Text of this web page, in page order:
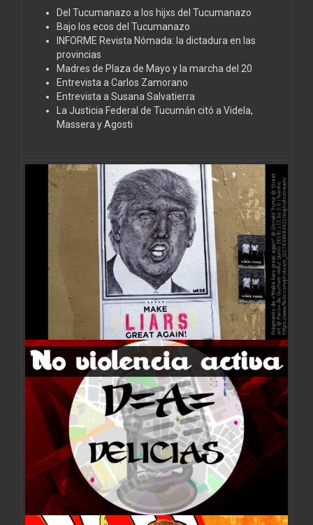
Del Tucumanazo a los hijxs del Tucumanazo
Bajo los ecos del Tucumanazo
INFORME Revista Nómada: la dictadura en las
provincias
Madres de Plaza de Mayo y la marcha del 20
Entrevista a Carlos Zamorano
Entrevista a Susana Salvatierra
La Justicia Federal de Tucumán citó a Videla,
Massera y Agosti